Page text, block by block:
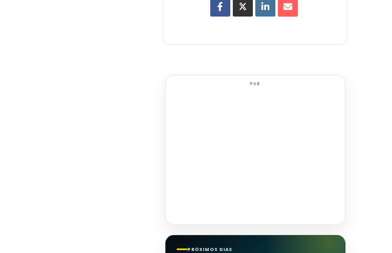
PUB
PRÓXIMOS DIAS